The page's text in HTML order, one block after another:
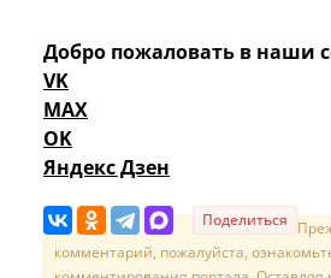
Добро пожаловать в наши
VK
MAX
OK
Яндекс Дзен
Поделиться
комментарий, пожалуйста,